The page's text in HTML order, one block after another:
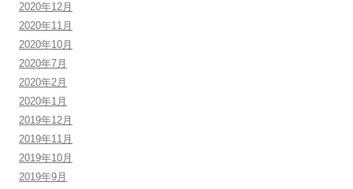
2020年12月
2020年11月
2020年10月
2020年7月
2020年2月
2020年1月
2019年12月
2019年11月
2019年10月
2019年9月